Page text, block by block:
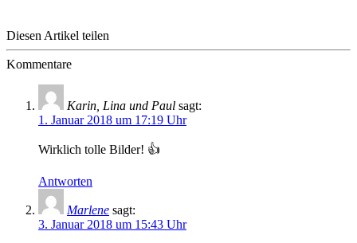
Diesen Artikel teilen
Kommentare
Karin, Lina und Paul sagt:
1. Januar 2018 um 17:19 Uhr
Wirklich tolle Bilder! 👍
Antworten
Marlene sagt:
3. Januar 2018 um 15:43 Uhr